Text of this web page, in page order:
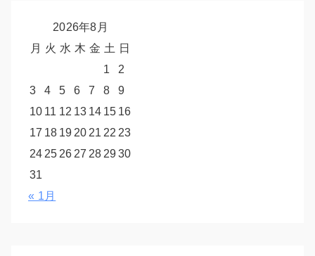
2026年8月
月 火 水 木 金 土 日
1
2
3
4 5 6 7 8
9
10 11 12 13 14 15 16
17 18 19 20 21 22 23
24 25 26 27 28 2930
31
« 1月